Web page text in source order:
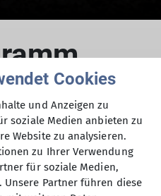
bei
Gaudi in
Cookies
und Anzeigen zu
soziale Medien anbieten zu
Website zu analysieren.
zu Ihrer Verwendung
für soziale Medien,
Unsere Partner führen diese